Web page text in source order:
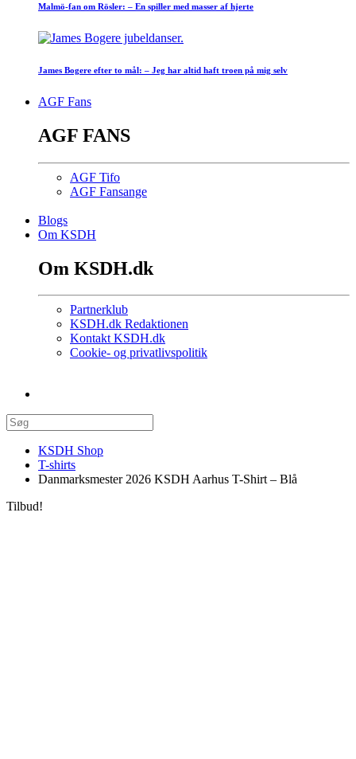
Malmö-fan om Rösler: – En spiller med masser af hjerte
James Bogere efter to mål: – Jeg har altid haft troen på mig selv
AGF Fans
AGF FANS
AGF Tifo
AGF Fansange
Blogs
Om KSDH
Om KSDH.dk
Partnerklub
KSDH.dk Redaktionen
Kontakt KSDH.dk
Cookie- og privatlivspolitik
KSDH Shop
T-shirts
Danmarksmester 2026 KSDH Aarhus T-Shirt – Blå
Tilbud!